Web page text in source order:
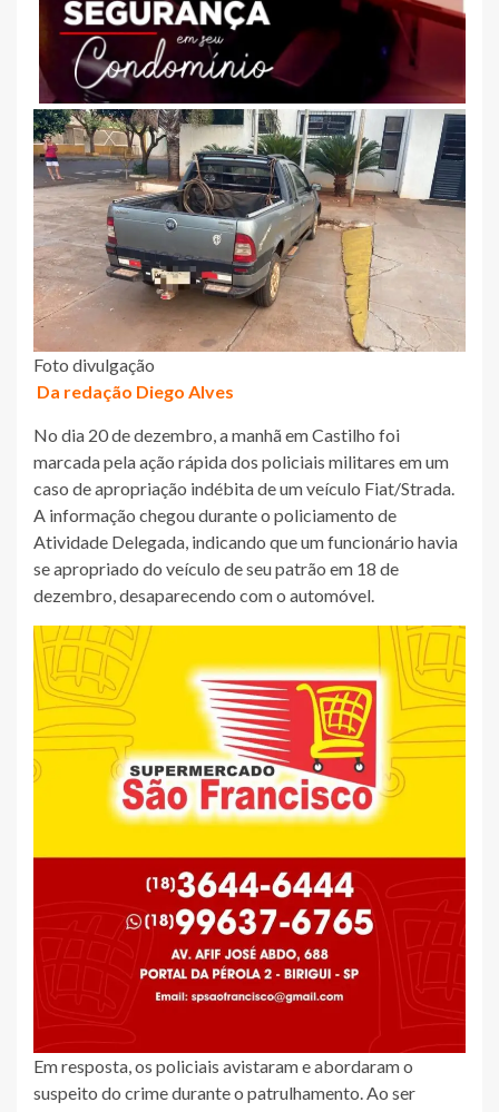
Foto divulgação
Da redação Diego Alves
No dia 20 de dezembro, a manhã em Castilho foi
marcada pela ação rápida dos policiais militares em um
caso de apropriação indébita de um veículo Fiat/Strada.
A informação chegou durante o policiamento de
Atividade Delegada, indicando que um funcionário havia
se apropriado do veículo de seu patrão em 18 de
dezembro, desaparecendo com o automóvel.
Em resposta, os policiais avistaram e abordaram o
suspeito do crime durante o patrulhamento. Ao ser